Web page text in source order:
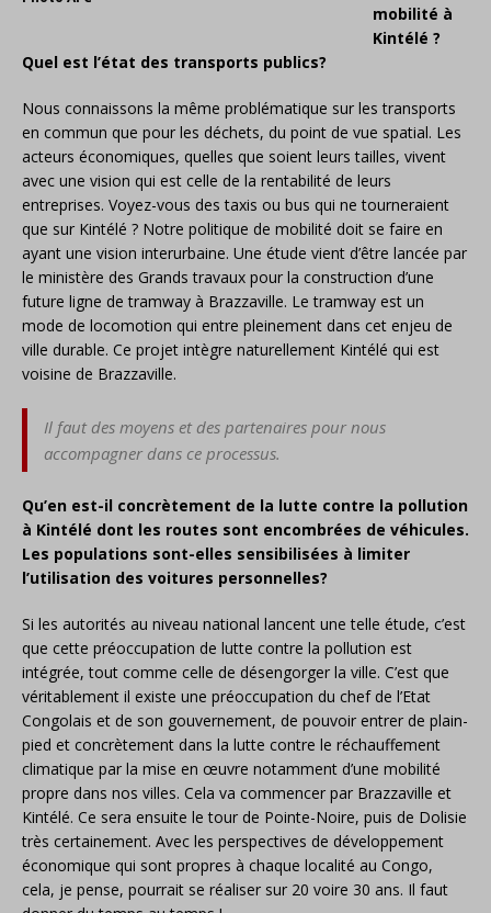
mobilité à
Kintélé ?
Quel est l’état des transports publics?
Nous connaissons la même problématique sur les transports
en commun que pour les déchets, du point de vue spatial. Les
acteurs économiques, quelles que soient leurs tailles, vivent
avec une vision qui est celle de la rentabilité de leurs
entreprises. Voyez-vous des taxis ou bus qui ne tourneraient
que sur Kintélé ? Notre politique de mobilité doit se faire en
ayant une vision interurbaine. Une étude vient d’être lancée par
le ministère des Grands travaux pour la construction d’une
future ligne de tramway à Brazzaville. Le tramway est un
mode de locomotion qui entre pleinement dans cet enjeu de
ville durable. Ce projet intègre naturellement Kintélé qui est
voisine de Brazzaville.
Il faut des moyens et des partenaires pour nous
accompagner dans ce processus.
Qu’en est-il concrètement de la lutte contre la pollution
à Kintélé dont les routes sont encombrées de véhicules.
Les populations sont-elles sensibilisées à limiter
l’utilisation des voitures personnelles?
Si les autorités au niveau national lancent une telle étude, c’est
que cette préoccupation de lutte contre la pollution est
intégrée, tout comme celle de désengorger la ville. C’est que
véritablement il existe une préoccupation du chef de l’Etat
Congolais et de son gouvernement, de pouvoir entrer de plain-
pied et concrètement dans la lutte contre le réchauffement
climatique par la mise en œuvre notamment d’une mobilité
propre dans nos villes. Cela va commencer par Brazzaville et
Kintélé. Ce sera ensuite le tour de Pointe-Noire, puis de Dolisie
très certainement. Avec les perspectives de développement
économique qui sont propres à chaque localité au Congo,
cela, je pense, pourrait se réaliser sur 20 voire 30 ans. Il faut